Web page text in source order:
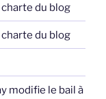
du blog
du blog
modifie le bail à